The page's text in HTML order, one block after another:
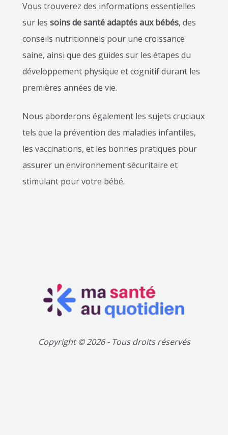
Vous trouverez des informations essentielles
sur les soins de santé adaptés aux bébés, des
conseils nutritionnels pour une croissance
saine, ainsi que des guides sur les étapes du
développement physique et cognitif durant les
premières années de vie.
Nous aborderons également les sujets cruciaux
tels que la prévention des maladies infantiles,
les vaccinations, et les bonnes pratiques pour
assurer un environnement sécuritaire et
stimulant pour votre bébé.
Copyright © 2026 - Tous droits réservés